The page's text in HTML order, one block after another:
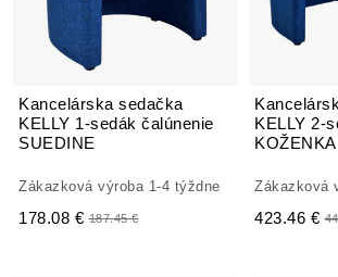
Kancelárska sedačka
KELLY 1-sedák čalúnenie
SUEDINE
Zákazková výroba 1-4 týždne
178.08 € 187.45 €
KELLY 2-
Zákazková
423.46 €